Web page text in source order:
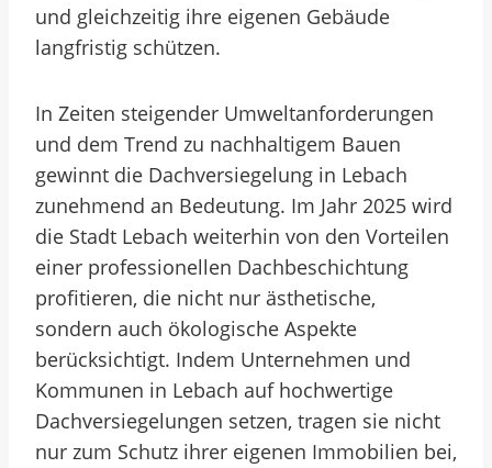
und gleichzeitig ihre eigenen Gebäude
langfristig schützen.
In Zeiten steigender Umweltanforderungen
und dem Trend zu nachhaltigem Bauen
gewinnt die Dachversiegelung in Lebach
zunehmend an Bedeutung. Im Jahr 2025 wird
die Stadt Lebach weiterhin von den Vorteilen
einer professionellen Dachbeschichtung
profitieren, die nicht nur ästhetische,
sondern auch ökologische Aspekte
berücksichtigt. Indem Unternehmen und
Kommunen in Lebach auf hochwertige
Dachversiegelungen setzen, tragen sie nicht
nur zum Schutz ihrer eigenen Immobilien bei,